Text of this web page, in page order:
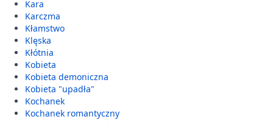
Kara
Karczma
Kłamstwo
Klęska
Kłótnia
Kobieta
Kobieta demoniczna
Kobieta "upadła"
Kochanek
Kochanek romantyczny